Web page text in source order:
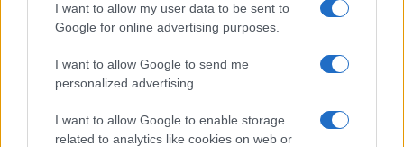
I want to allow my user data to be sent to
Google for online advertising purposes.
I want to allow Google to send me
personalized advertising.
I want to allow Google to enable storage
related to analytics like cookies on web or
Nicolaporro.it è anche su Whatsapp. È sufficiente
aggiornati (gratis).
#DONALD TRUMP #JOE BIDEN